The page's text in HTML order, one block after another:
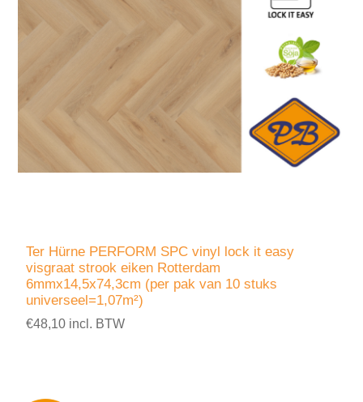
Ter Hürne PERFORM SPC vinyl lock it easy
visgraat strook eiken Rotterdam
6mmx14,5x74,3cm (per pak van 10 stuks
universeel=1,07m²)
€48,10 incl. BTW